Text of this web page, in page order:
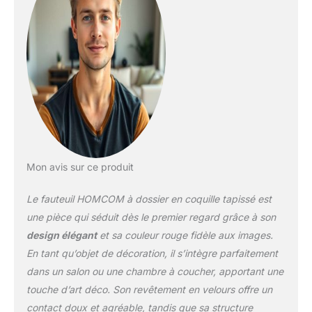
un soutien optimal à
votre corps pour chaque
moment de détente
velours est fabriqué avec
des pieds en acier qui
assurent la stabilité, et le
design légèrement incliné
garantit un équilibre
pratique et au design
incomparable, il est
parfait à utiliser comme
fauteuil pour le salon,
fauteuil de chambre à
coucher ou assise pour
salles d'attente
Dimensions : dimensions
Mon avis sur ce produit
Le fauteuil HOMCOM à dossier en coquille tapissé est
une pièce qui séduit dès le premier regard grâce à son
design élégantet sa couleur rouge fidèle aux images.
En tant qu’objet de décoration, il s’intègre parfaitement
dans un salon ou une chambre à coucher, apportant une
touche d’art déco. Son revêtement en velours offre un
contact doux et agréable, tandis que sa structure